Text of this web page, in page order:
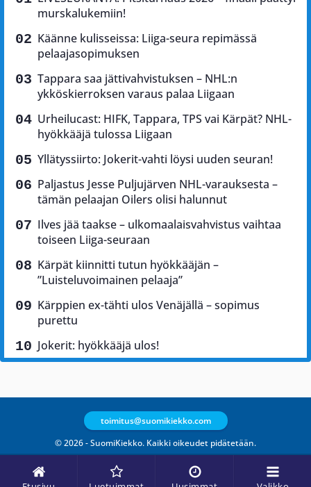
murskalukemiin!
Käänne kulisseissa: Liiga-seura repimässä
pelaajasopimuksen
Tappara saa jättivahvistuksen – NHL:n
ykköskierroksen varaus palaa Liigaan
Urheilucast: HIFK, Tappara, TPS vai Kärpät? NHL-
hyökkääjä tulossa Liigaan
Yllätyssiirto: Jokerit-vahti löysi uuden seuran!
Paljastus Jesse Puljujärven NHL-varauksesta –
tämän pelaajan Oilers olisi halunnut
Ilves jää taakse – ulkomaalaisvahvistus vaihtaa
toiseen Liiga-seuraan
Kärpät kiinnitti tutun hyökkääjän –
”Luisteluvoimainen pelaaja”
Kärppien ex-tähti ulos Venäjällä – sopimus
purettu
Jokerit: hyökkääjä ulos!
© 2026 - SuomiKiekko. Kaikki oikeudet pidätetään.
toimitus@suomikiekko.com